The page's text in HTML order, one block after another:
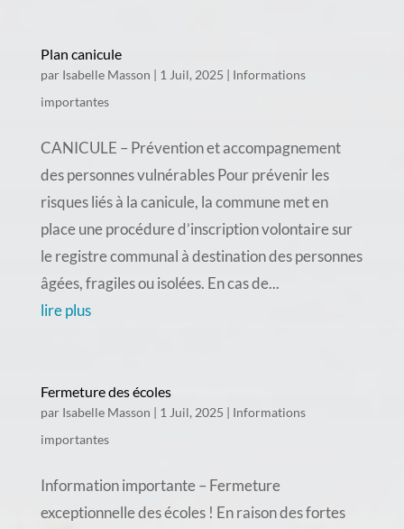
Plan canicule
par Isabelle Masson | 1 Juil, 2025 | Informations
importantes
CANICULE – Prévention et accompagnement
des personnes vulnérables Pour prévenir les
risques liés à la canicule, la commune met en
place une procédure d’inscription volontaire sur
le registre communal à destination des personnes
âgées, fragiles ou isolées. En cas de...
lire plus
Fermeture des écoles
par Isabelle Masson | 1 Juil, 2025 | Informations
importantes
Information importante – Fermeture
exceptionnelle des écoles ! En raison des fortes